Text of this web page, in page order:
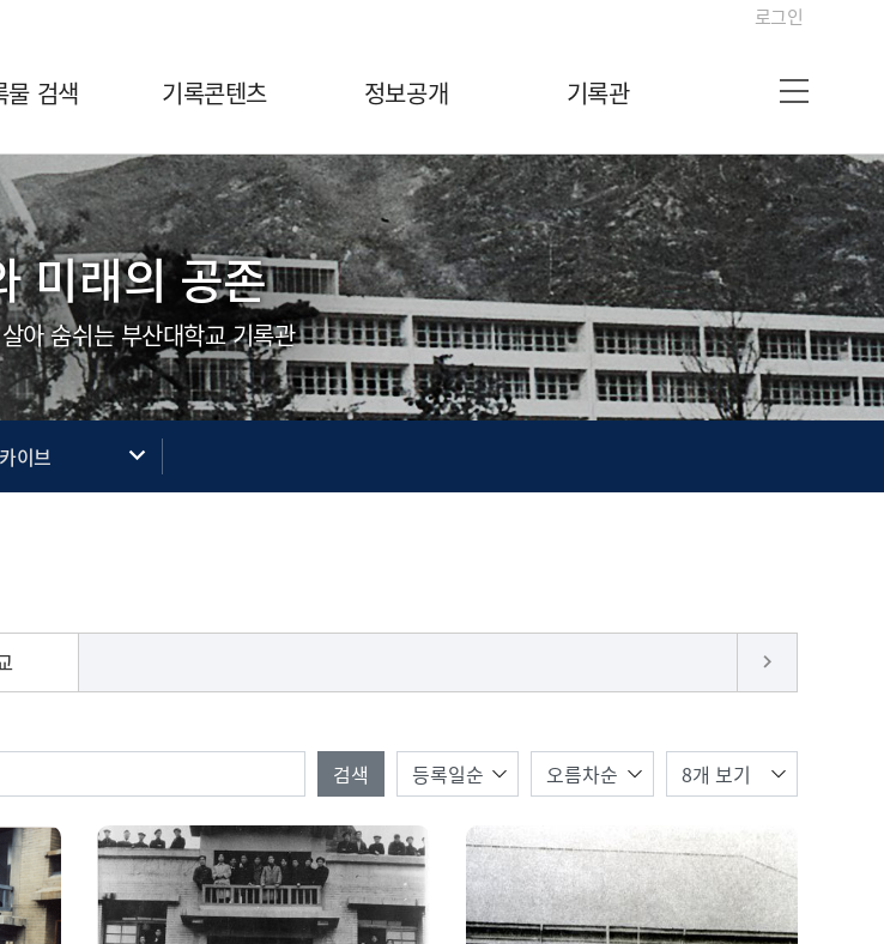
로그인
물 검색 기록콘텐츠 정보공개 기록관 사이트맵
미래의 공존
아 숨쉬는 부산대학교 기록관
이브
keyboard_arrow_right
검색 한번에 보여질 게시물 갯수